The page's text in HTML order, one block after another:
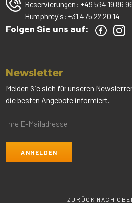
Reservierungen: +49 594 19 86
Humphrey's: +31 475 22 20 14
Folgen Sie uns auf:
Newsletter
Melden Sie sich für unseren
die besten Angebote informiert.
ZURÜCK NACH